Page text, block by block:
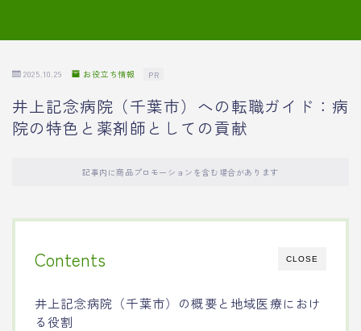
2025.10.29 お役立ち情報 PR
井上記念病院（千葉市）への転職ガイド：病
院の特色と薬剤師としての貢献
記事内に商品プロモーションを含む場合があります
CLOSE
Contents
井上記念病院（千葉市）の概要と地域医療におけ
る役割